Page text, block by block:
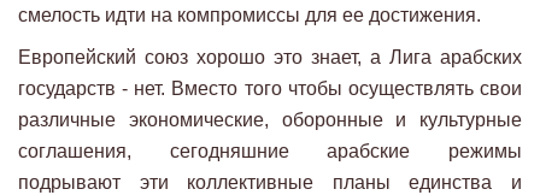
смелость идти на компромиссы для ее достижения.
Европейский союз хорошо это знает, а Лига арабских
государств - нет. Вместо того чтобы осуществлять свои
различные экономические, оборонные и культурные
соглашения, сегодняшние арабские режимы
подрывают эти коллективные планы единства и